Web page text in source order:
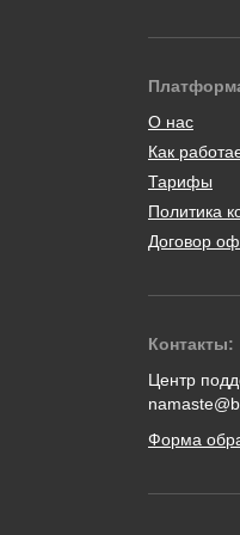
О нас
Как
Тарифы
Политика
Договор
Контакты:
Центр
Форма